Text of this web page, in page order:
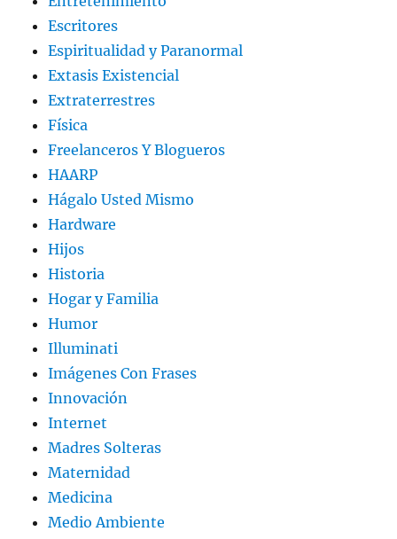
Escritores
Espiritualidad y Paranormal
Extasis Existencial
Extraterrestres
Física
Freelanceros Y Blogueros
HAARP
Hágalo Usted Mismo
Hardware
Hijos
Historia
Hogar y Familia
Humor
Illuminati
Imágenes Con Frases
Innovación
Internet
Madres Solteras
Maternidad
Medicina
Medio Ambiente